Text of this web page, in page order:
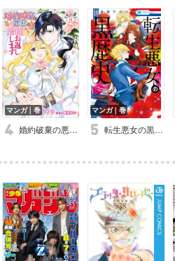
マンガ｜巻
婚約破棄の悪意は娼館からお返しします
マンガ｜巻
転生悪女の黒歴史